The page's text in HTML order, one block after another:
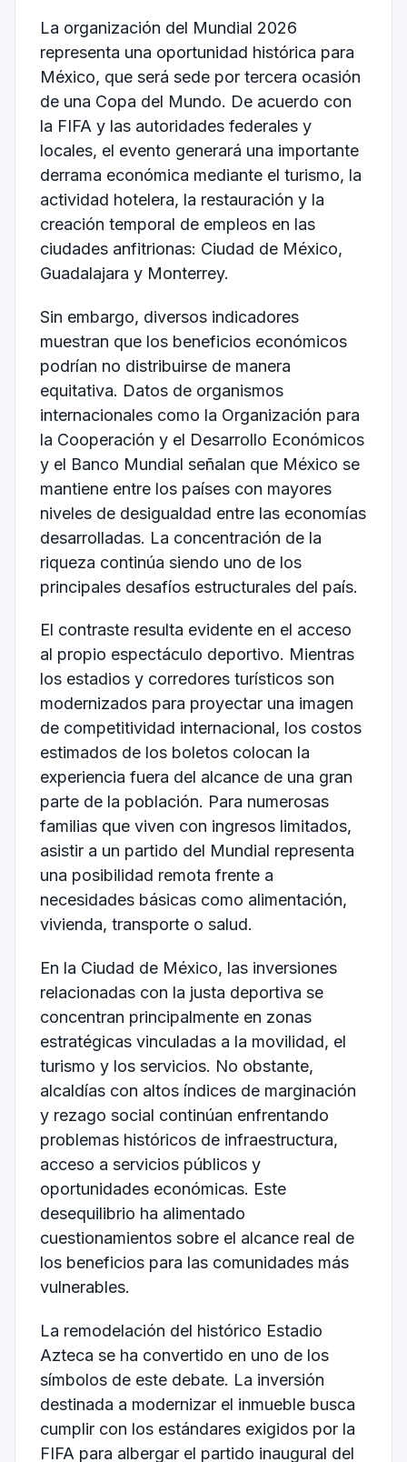
La organización del Mundial 2026
representa una oportunidad histórica para
México, que será sede por tercera ocasión
de una Copa del Mundo. De acuerdo con
la FIFA y las autoridades federales y
locales, el evento generará una importante
derrama económica mediante el turismo, la
actividad hotelera, la restauración y la
creación temporal de empleos en las
ciudades anfitrionas: Ciudad de México,
Guadalajara y Monterrey.
Sin embargo, diversos indicadores
muestran que los beneficios económicos
podrían no distribuirse de manera
equitativa. Datos de organismos
internacionales como la Organización para
la Cooperación y el Desarrollo Económicos
y el Banco Mundial señalan que México se
mantiene entre los países con mayores
niveles de desigualdad entre las economías
desarrolladas. La concentración de la
riqueza continúa siendo uno de los
principales desafíos estructurales del país.
El contraste resulta evidente en el acceso
al propio espectáculo deportivo. Mientras
los estadios y corredores turísticos son
modernizados para proyectar una imagen
de competitividad internacional, los costos
estimados de los boletos colocan la
experiencia fuera del alcance de una gran
parte de la población. Para numerosas
familias que viven con ingresos limitados,
asistir a un partido del Mundial representa
una posibilidad remota frente a
necesidades básicas como alimentación,
vivienda, transporte o salud.
En la Ciudad de México, las inversiones
relacionadas con la justa deportiva se
concentran principalmente en zonas
estratégicas vinculadas a la movilidad, el
turismo y los servicios. No obstante,
alcaldías con altos índices de marginación
y rezago social continúan enfrentando
problemas históricos de infraestructura,
acceso a servicios públicos y
oportunidades económicas. Este
desequilibrio ha alimentado
cuestionamientos sobre el alcance real de
los beneficios para las comunidades más
vulnerables.
La remodelación del histórico Estadio
Azteca se ha convertido en uno de los
símbolos de este debate. La inversión
destinada a modernizar el inmueble busca
cumplir con los estándares exigidos por la
FIFA para albergar el partido inaugural del